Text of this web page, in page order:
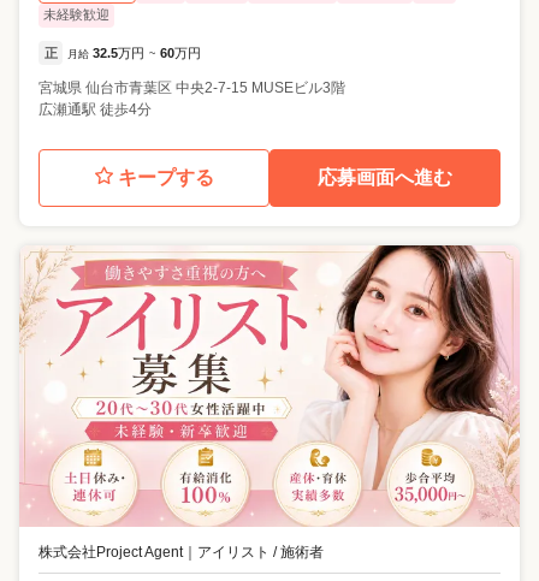
未経験歓迎
正 月給 32.5万円 ~ 60万円
宮城県 仙台市青葉区 中央2-7-15 MUSEビル3階
広瀬通駅 徒歩4分
キープする 応募画面へ進む
株式会社Project Agent｜ アイリスト / 施術者